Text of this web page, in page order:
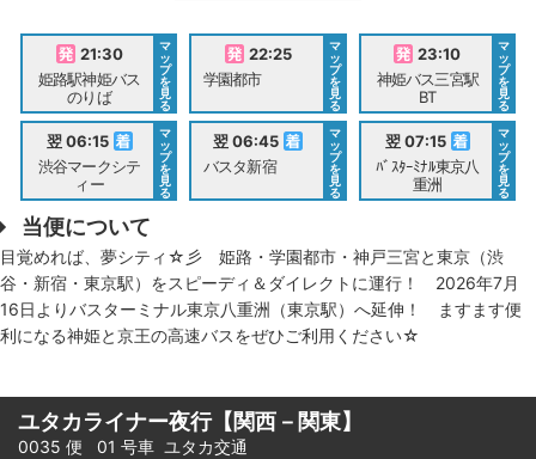
21:30
姫路駅神姫バス
のりば
マ
ッ
プ
を
見
る
22:25
学園都市
マ
ッ
プ
を
見
る
23:10
神姫バス三宮駅
BT
マ
ッ
プ
を
見
る
翌 06:15
渋谷マークシテ
ィー
マ
ッ
プ
を
見
る
翌 06:45
バスタ新宿
マ
ッ
プ
を
見
る
翌 07:15
ﾊﾞｽﾀｰﾐﾅﾙ東京八
重洲
マ
ッ
プ
を
見
る
当便について
目覚めれば、夢シティ☆彡 姫路・学園都市・神戸三宮と東京（渋
谷・新宿・東京駅）をスピーディ＆ダイレクトに運行！ 2026年7月
16日よりバスターミナル東京八重洲（東京駅）へ延伸！ ますます便
利になる神姫と京王の高速バスをぜひご利用ください☆
ユタカライナー夜行【関西－関東】
0035 便 01 号車 ユタカ交通